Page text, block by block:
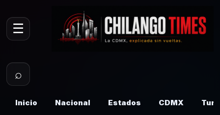
☰
⌕
Inicio Nacional Estados CDMX